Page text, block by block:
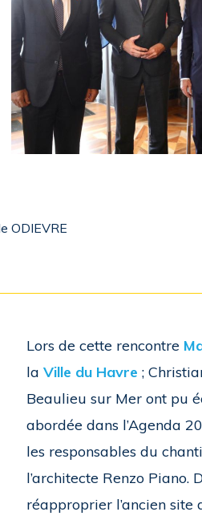
ODIEVRE
Lors de cette rencontre
la Ville du Havre ;
Beaulieu sur Mer ont pu
abordée dans l’Agenda
les responsables du
l’architecte Renzo Piano.
réapproprier l’ancien